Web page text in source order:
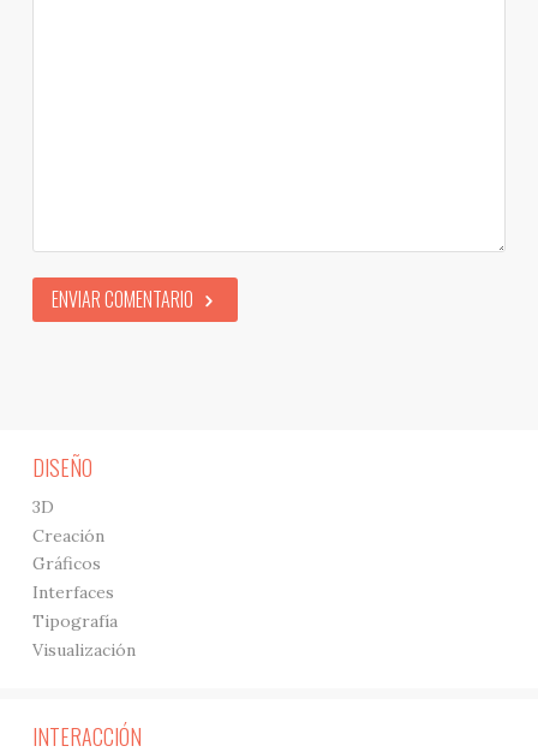
ENVIAR COMENTARIO
DISEÑO
3D
Creación
Gráficos
Interfaces
Tipografía
Visualización
INTERACCIÓN